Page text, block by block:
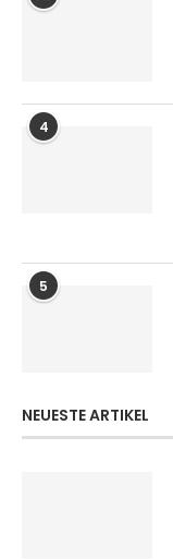
4
5
NEUESTE ARTIKEL